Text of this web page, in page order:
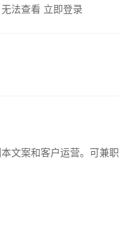
法查看 立即登录
文案和客户运营。可兼职